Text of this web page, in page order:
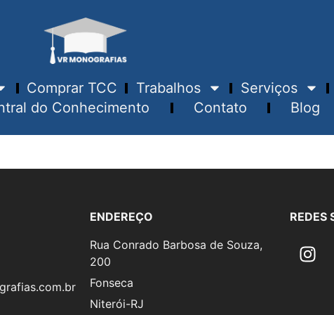
Comprar TCC Trabalhos Serviços
do Conhecimento Contato Blog
ENDEREÇO
Rua Conrado Barbosa de Souza,
200
Fonseca
Niterói-RJ
REDES